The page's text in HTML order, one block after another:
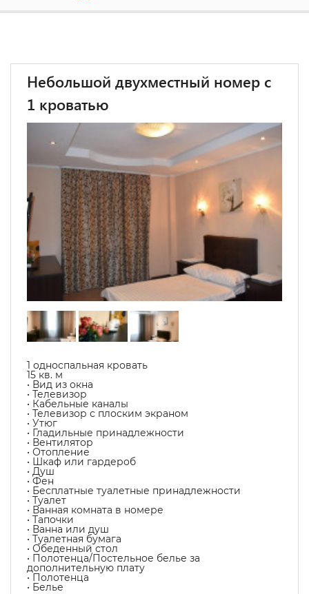
Небольшой двухместный номер с
1 кроватью
1 односпальная кровать
15 кв. м
• Вид из окна
• Телевизор
• Кабельные каналы
• Телевизор с плоским экраном
• Утюг
• Гладильные принадлежности
• Вентилятор
• Отопление
• Шкаф или гардероб
• Душ
• Фен
• Бесплатные туалетные принадлежности
• Туалет
• Ванная комната в номере
• Тапочки
• Ванна или душ
• Туалетная бумага
• Обеденный стол
• Полотенца/Постельное белье за
дополнительную плату
• Полотенца
• Белье